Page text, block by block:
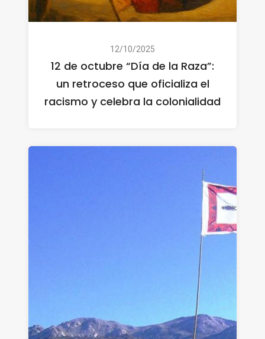
12/10/2025
12 de octubre “Día de la Raza”:
un retroceso que oficializa el
racismo y celebra la colonialidad